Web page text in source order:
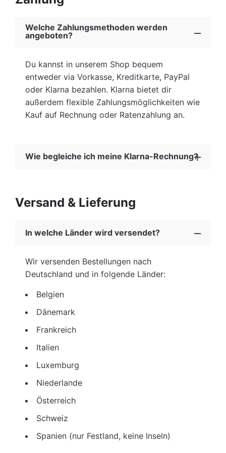
auswählen. Deine Sternenkarte wird dann von
Sicherheitsverpackung an dich versendet. Ab
weiss, natur) erhältlich.
Welche Zahlungsmethoden werden
angeboten?
Du kannst in unserem Shop bequem
entweder via Vorkasse, Kreditkarte, PayPal
oder Klarna bezahlen. Klarna bietet dir
außerdem flexible Zahlungsmöglichkeiten wie
Kauf auf Rechnung oder Ratenzahlung an.
Wie begleiche ich meine Klarna-Rechnung?
hast, erhältst du erst einige Tage nach dem
Erhalt deiner Bestellung, alle weiteren
Versand & Lieferung
In welche Länder wird versendet?
Wir versenden Bestellungen nach
Deutschland und in folgende Länder:
Belgien
Dänemark
Frankreich
Italien
Luxemburg
Niederlande
Österreich
Schweiz
Spanien (nur Festland, keine Inseln)